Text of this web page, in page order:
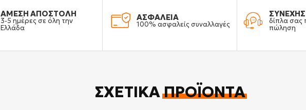
ΑΜΕΣΗ ΑΠΟΣΤΟΛΗ
3-5 ημέρες σε όλη την
Ελλάδα
ΑΣΦΑΛΕΙΑ
100% ασφαλείς συναλλαγές
δίπλα σας
πώληση
ΣΧΕΤΙΚΆΠΡΟΪΌΝΤΑ